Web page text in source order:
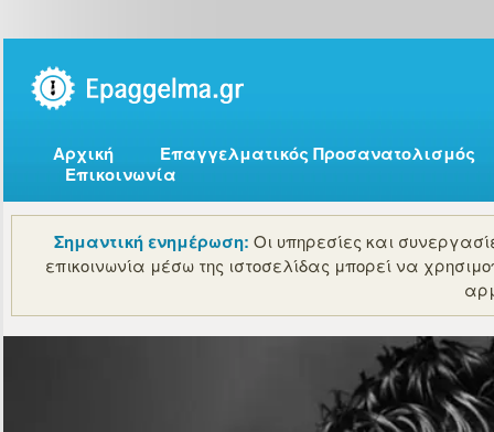
Αρχική
Επαγγελματικός Προσανατολισμός
Επικοινωνία
Σημαντική ενημέρωση: Οι υπηρεσίες και
επικοινωνία μέσω της ιστοσελίδας μπορεί να